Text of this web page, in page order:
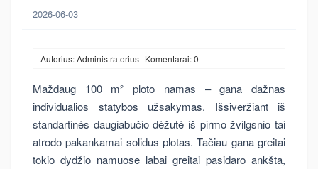
2026-06-03
Autorius: Administratorius Komentarai: 0
Maždaug 100 m² ploto namas – gana dažnas
individualios statybos užsakymas. Išsiveržiant iš
standartinės daugiabučio dėžutė iš pirmo žvilgsnio tai
atrodo pakankamai solidus plotas. Tačiau gana greitai
tokio dydžio namuose labai greitai pasidaro ankšta,